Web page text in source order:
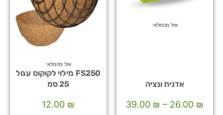
אזל מהמלאי
אדנית ונציה
₪
–
₪
אזל מהמלאי
FS250 מילוי לקוקוס עגול
25 סמ
₪